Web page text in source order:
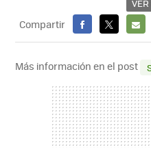
Compartir
FACEBOOK
X
E-
MAIL
Más información en el post